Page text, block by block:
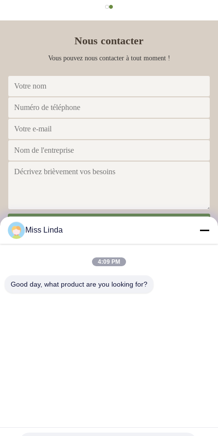
Nous contacter
Vous pouvez nous contacter à tout moment !
Miss Linda
4:09 PM
Good day, what product are you looking for?